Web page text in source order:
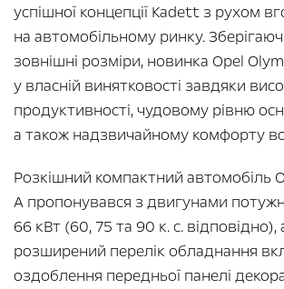
успішної концепції Kadett з рухом
на автомобільному ринку.
зовнішні розміри, новинка Opel
у власній винятковості завдяки
продуктивності, чудовому рівню
а також надзвичайному комфорту
Розкішний компактний автомобіль
A пропонувався з двигунами
66 кВт (60, 75 та 90 к. с. відповідно),
розширений перелік обладнання
оздоблення передньої панелі